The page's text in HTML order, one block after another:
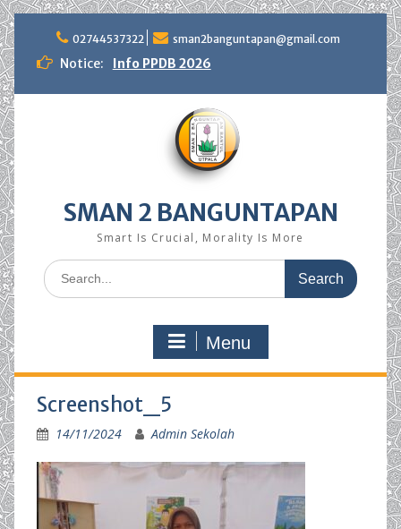
content
02744537322 sman2banguntapan@gmail.com
Notice: Info PPDB 2026
SMAN 2 BANGUNTAPAN
Smart Is Crucial, Morality Is More
Search
for:
Menu
Screenshot_5
14/11/2024 Admin Sekolah